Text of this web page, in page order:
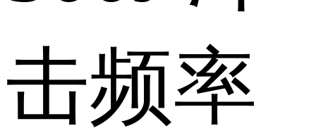
击频率